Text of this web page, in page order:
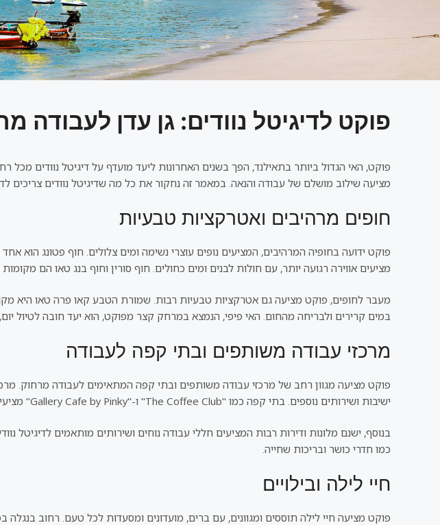
פוקט לדיגיטל נוודים: גן עדן לעבודה
פוקט, האי הגדול ביותר בתאילנד, הפך בשנים האחרונות ליעד מועדף על דיגיטל נוודים
מציעה שילוב מושלם של עבודה והנאה. במאמר זה נחקור את כל מה שדיגיטל נוודים צריכים
חופים מרהיבים ואטרקציות טבעיות
פוקט ידועה בחופיה המרהיבים, המציעים נופים עוצרי נשימה ומים צלולים. חוף פטונג הוא
מציעים אווירה רגועה יותר, עם חולות לבנים ומים כחולים. חוף סורין וחוף בנג טאו הם
מעבר לחופים, פוקט מציעה גם אטרקציות טבעיות רבות. שמורת הטבע קאו פרה טאו היא
במים קרירים ולבריחה מהחום. האי פיפי, הנמצא במרחק קצר מפוקט, הוא יעד חובה לטיול יום,
מרכזי עבודה משותפים ובתי קפה לעבודה
ישיבות ושירותים נוספים. בתי קפה כמו "The Coffee Club" ו-"Gallery Cafe by Pinky" מציעים אווירה נעימה, אינטרנט מהיר וקפה מצוין.
כמו חדרי כושר ובריכות שחייה.
חיי לילה ובילויים
פוקט מציעה חיי לילה תוססים ומגוונים, עם ברים, מועדונים ומסעדות לכל טעם. רחוב